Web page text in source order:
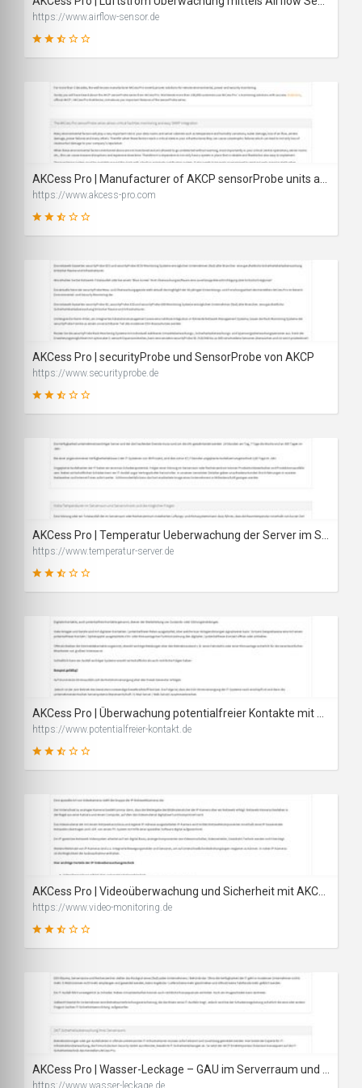
48
SCORE
https://www.airflow-sensor.de
51
https://www.akcess-pro.com
51
SCORE
AKCess Pro | securityProbe und SensorProbe von AKCP
https://www.securityprobe.de
48
SCORE
https://www.temperatur-server.de
48
https://www.potentialfreier-kontakt.de
48
SCORE
https://www.video-monitoring.de
https://www.wasser-leckage.de